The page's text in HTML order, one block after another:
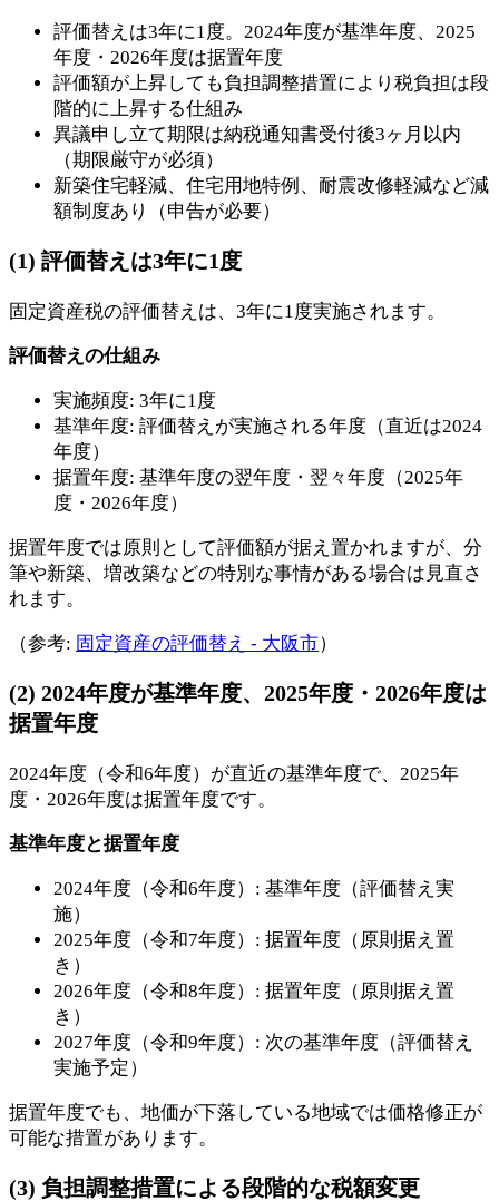
評価替えは3年に1度。2024年度が基準年度、2025
年度・2026年度は据置年度
評価額が上昇しても負担調整措置により税負担は段
階的に上昇する仕組み
異議申し立て期限は納税通知書受付後3ヶ月以内
（期限厳守が必須）
新築住宅軽減、住宅用地特例、耐震改修軽減など減
額制度あり（申告が必要）
(1) 評価替えは3年に1度
固定資産税の評価替えは、3年に1度実施されます。
評価替えの仕組み
実施頻度: 3年に1度
基準年度: 評価替えが実施される年度（直近は2024
年度）
据置年度: 基準年度の翌年度・翌々年度（2025年
度・2026年度）
据置年度では原則として評価額が据え置かれますが、分
筆や新築、増改築などの特別な事情がある場合は見直さ
れます。
（参考: 固定資産の評価替え - 大阪市）
(2) 2024年度が基準年度、2025年度・2026年度は
据置年度
2024年度（令和6年度）が直近の基準年度で、2025年
度・2026年度は据置年度です。
基準年度と据置年度
2024年度（令和6年度）: 基準年度（評価替え実
施）
2025年度（令和7年度）: 据置年度（原則据え置
き）
2026年度（令和8年度）: 据置年度（原則据え置
き）
2027年度（令和9年度）: 次の基準年度（評価替え
実施予定）
据置年度でも、地価が下落している地域では価格修正が
可能な措置があります。
(3) 負担調整措置による段階的な税額変更